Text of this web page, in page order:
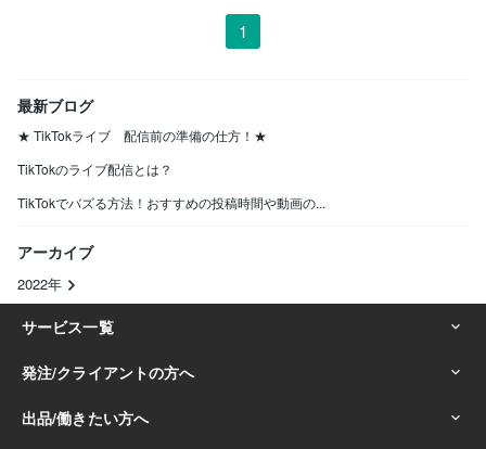
1
最新ブログ
★ TikTokライブ 配信前の準備の仕方！★
TikTokのライブ配信とは？
TikTokでバズる方法！おすすめの投稿時間や動画の...
アーカイブ
2022年